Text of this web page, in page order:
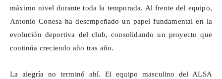
máximo nivel durante toda la temporada. Al frente del equipo,
Antonio Conesa ha desempeñado un papel fundamental en la
evolución deportiva del club, consolidando un proyecto que
continúa creciendo año tras año.
La alegría no terminó ahí. El equipo masculino del ALSA